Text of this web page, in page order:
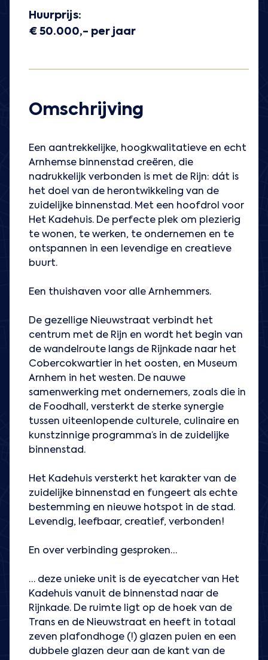
Huurprijs:
€ 50.000,- per jaar
Omschrijving
Een aantrekkelijke, hoogkwalitatieve en echt
Arnhemse binnenstad creëren, die
nadrukkelijk verbonden is met de Rijn: dát is
het doel van de herontwikkeling van de
zuidelijke binnenstad. Met een hoofdrol voor
Het Kadehuis. De perfecte plek om plezierig
te wonen, te werken, te ondernemen en te
ontspannen in een levendige en creatieve
buurt.
Een thuishaven voor alle Arnhemmers.
De gezellige Nieuwstraat verbindt het
centrum met de Rijn en wordt het begin van
de wandelroute langs de Rijnkade naar het
Cobercokwartier in het oosten, en Museum
Arnhem in het westen. De nauwe
samenwerking met ondernemers, zoals die in
de Foodhall, versterkt de sterke synergie
tussen uiteenlopende culturele, culinaire en
kunstzinnige programma’s in de zuidelijke
binnenstad.
Het Kadehuis versterkt het karakter van de
zuidelijke binnenstad en fungeert als echte
bestemming en nieuwe hotspot in de stad.
Levendig, leefbaar, creatief, verbonden!
En over verbinding gesproken…
… deze unieke unit is de eyecatcher van Het
Kadehuis vanuit de binnenstad naar de
Rijnkade. De ruimte ligt op de hoek van de
Trans en de Nieuwstraat en heeft in totaal
zeven plafondhoge (!) glazen puien en een
dubbele glazen deur aan de kant van de